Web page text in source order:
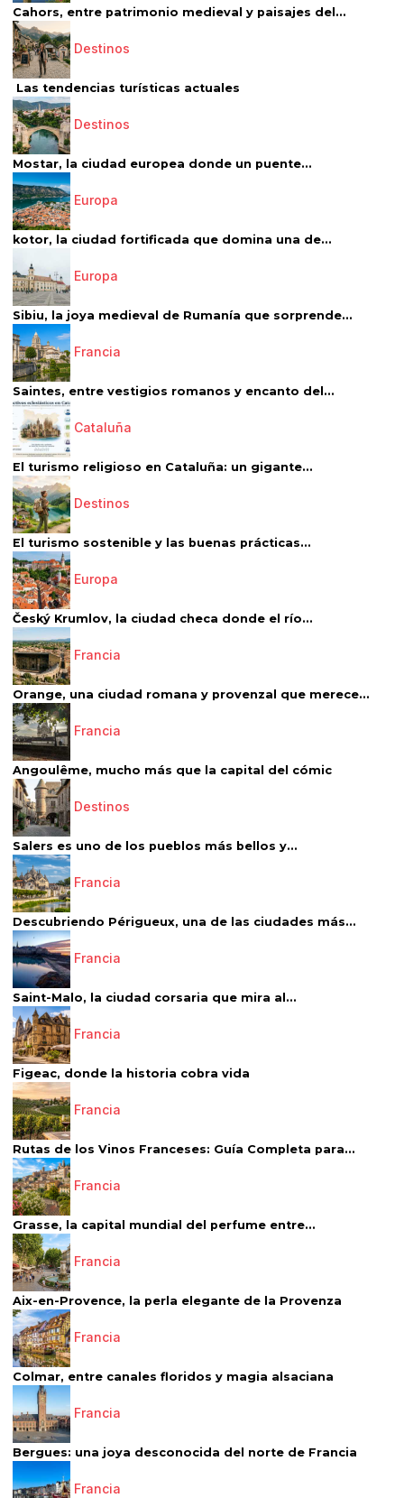
Cahors, entre patrimonio medieval y paisajes del...
Destinos
Las tendencias turísticas actuales
Destinos
Mostar, la ciudad europea donde un puente...
Europa
kotor, la ciudad fortificada que domina una de...
Europa
Sibiu, la joya medieval de Rumanía que sorprende...
Francia
Saintes, entre vestigios romanos y encanto del...
Cataluña
El turismo religioso en Cataluña: un gigante...
Destinos
El turismo sostenible y las buenas prácticas...
Europa
Český Krumlov, la ciudad checa donde el río...
Francia
Orange, una ciudad romana y provenzal que merece...
Francia
Angoulême, mucho más que la capital del cómic
Destinos
Salers es uno de los pueblos más bellos y...
Francia
Descubriendo Périgueux, una de las ciudades más...
Francia
Saint-Malo, la ciudad corsaria que mira al...
Francia
Figeac, donde la historia cobra vida
Francia
Rutas de los Vinos Franceses: Guía Completa para...
Francia
Grasse, la capital mundial del perfume entre...
Francia
Aix-en-Provence, la perla elegante de la Provenza
Francia
Colmar, entre canales floridos y magia alsaciana
Francia
Bergues: una joya desconocida del norte de Francia
Francia